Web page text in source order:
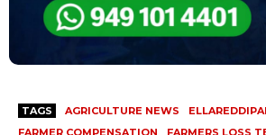
TAGS AGRICULTURE NEWS